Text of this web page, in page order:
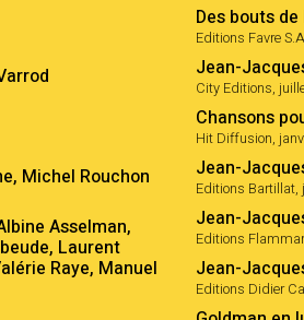
Michel Rouchon
Asselman,
Laurent
Raye, Manuel
Des bouts
Editions Favre
Jean-
City Editions,
Chansons
Hit Diffusion,
Jean-
Editions Bartillat,
Jean-
Editions
Jean-
Editions Didier